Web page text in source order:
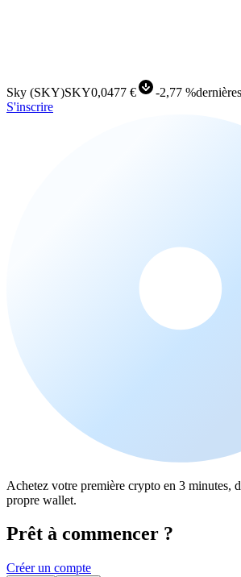
Sky (SKY)SKY0,0477 € -2,77 %
S'inscrire
Achetez votre première crypto en 3 minutes,
propre wallet.
Prêt à commencer ?
Créer un compte